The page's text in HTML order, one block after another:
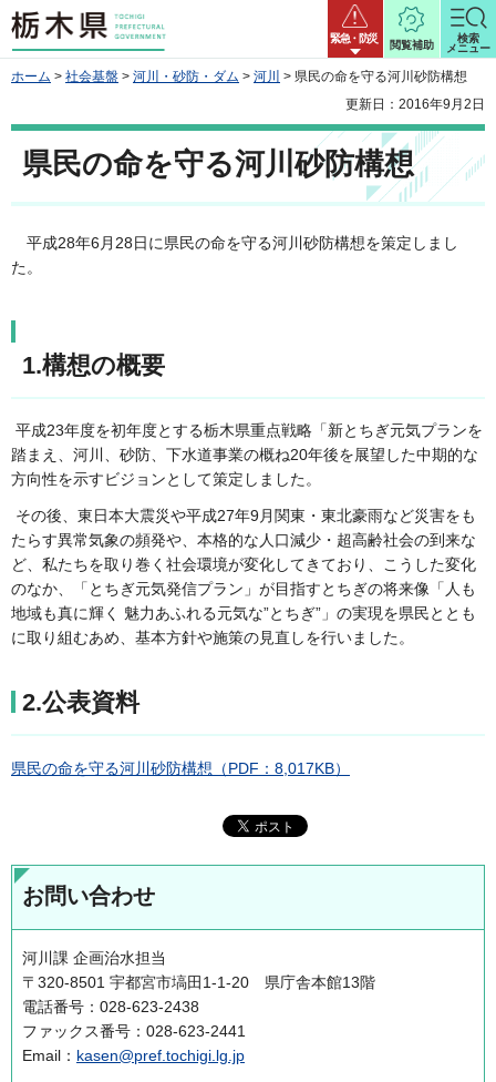
栃木県 緊急・防災
閲覧補助
検索
メニュー
ホーム > 社会基盤 > 河川・砂防・ダム > 河川 > 県民の命を守る河川砂防構想
更新日：2016年9月2日
県民の命を守る河川砂防構想
平成28年6月28日に県民の命を守る河川砂防構想を策定しまし
た。
1.構想の概要
平成23年度を初年度とする栃木県重点戦略「新とちぎ元気プランを
踏まえ、河川、砂防、下水道事業の概ね20年後を展望した中期的な
方向性を示すビジョンとして策定しました。
その後、東日本大震災や平成27年9月関東・東北豪雨など災害をも
たらす異常気象の頻発や、本格的な人口減少・超高齢社会の到来な
ど、私たちを取り巻く社会環境が変化してきており、こうした変化
のなか、「とちぎ元気発信プラン」が目指すとちぎの将来像「人も
地域も真に輝く 魅力あふれる元気な”とちぎ”」の実現を県民ととも
に取り組むあめ、基本方針や施策の見直しを行いました。
2.公表資料
県民の命を守る河川砂防構想（PDF：8,017KB）
お問い合わせ
河川課 企画治水担当
〒320-8501 宇都宮市塙田1-1-20 県庁舎本館13階
電話番号：028-623-2438
ファックス番号：028-623-2441
Email： kasen@pref.tochigi.lg.jp